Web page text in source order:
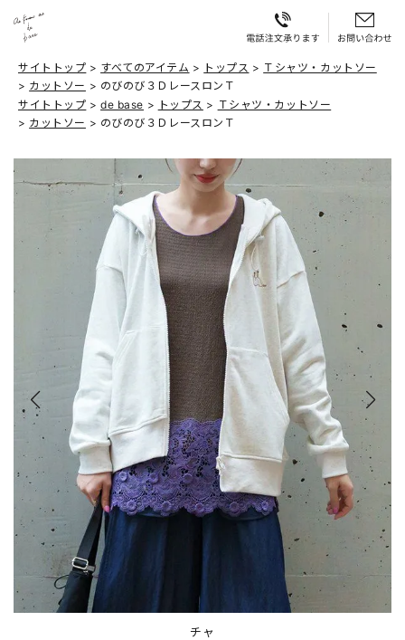
サイトトップ すべてのアイテム トップス
Ｔシャツ・カットソー
カットソー
のびのび３ＤレースロンＴ
サイトトップ
de base トップス
Ｔシャツ・カットソー
カットソー
のびのび３ＤレースロンＴ
チャ